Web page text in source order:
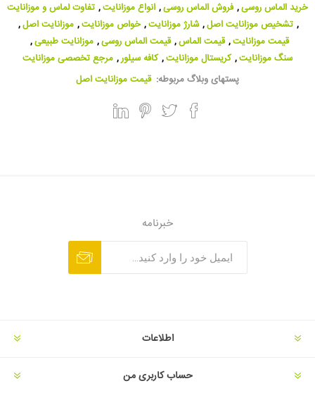
خرید الماس روسی, فروش الماس روسی, انواع موزانایت, تفاوت لماس و موزانایت
, تشخیص موزانایت اصل, شارژ موزانایت, خواص موزانایت, موزانایت اصل,
قیمت موزانایت, قیمت الماس, قیمت الماس روسی, موزانایت طبیعی,
سنگ موزانایت, کریستال موزانایت, کافه سیلور, مرجع تخصصی موزانایت
پستهای وبلاگ مربوطه: قیمت موزانایت اصل
خبرنامه
اطلاعات
حساب کاربری من